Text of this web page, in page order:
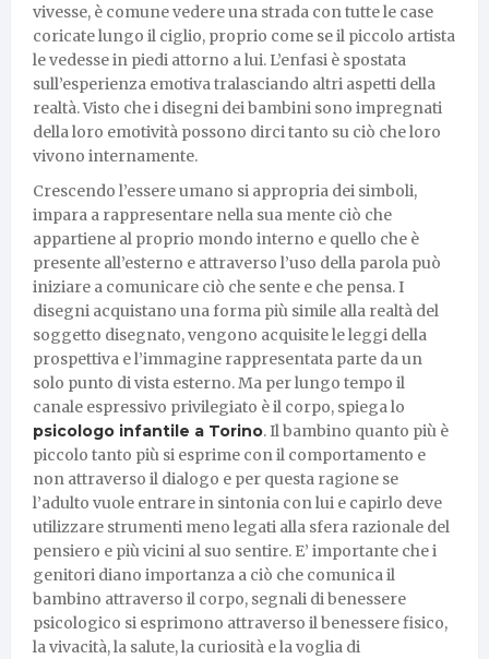
vivesse, è comune vedere una strada con tutte le case
coricate lungo il ciglio, proprio come se il piccolo artista
le vedesse in piedi attorno a lui. L’enfasi è spostata
sull’esperienza emotiva tralasciando altri aspetti della
realtà. Visto che i disegni dei bambini sono impregnati
della loro emotività possono dirci tanto su ciò che loro
vivono internamente.
Crescendo l’essere umano si appropria dei simboli,
impara a rappresentare nella sua mente ciò che
appartiene al proprio mondo interno e quello che è
presente all’esterno e attraverso l’uso della parola può
iniziare a comunicare ciò che sente e che pensa. I
disegni acquistano una forma più simile alla realtà del
soggetto disegnato, vengono acquisite le leggi della
prospettiva e l’immagine rappresentata parte da un
solo punto di vista esterno. Ma per lungo tempo il
canale espressivo privilegiato è il corpo, spiega lo
psicologo infantile a Torino. Il bambino quanto più è
piccolo tanto più si esprime con il comportamento e
non attraverso il dialogo e per questa ragione se
l’adulto vuole entrare in sintonia con lui e capirlo deve
utilizzare strumenti meno legati alla sfera razionale del
pensiero e più vicini al suo sentire. E’ importante che i
genitori diano importanza a ciò che comunica il
bambino attraverso il corpo, segnali di benessere
psicologico si esprimono attraverso il benessere fisico,
la vivacità, la salute, la curiosità e la voglia di